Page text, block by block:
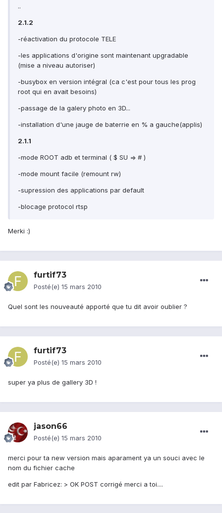
..
2.1.2
-réactivation du protocole TELE
-les applications d'origine sont maintenant upgradable
(mise a niveau autoriser)
-busybox en version intégral (ca c'est pour tous les prog
root qui en avait besoins)
-passage de la galery photo en 3D...
-installation d'une jauge de baterrie en % a gauche(applis)
2.1.1
-mode ROOT adb et terminal ( $ SU => # )
-mode mount facile (remount rw)
-supression des applications par default
-blocage protocol rtsp
Merki :)
furtif73
Posté(e) 15 mars 2010
Quel sont les nouveauté apporté que tu dit avoir oublier ?
furtif73
Posté(e) 15 mars 2010
super ya plus de gallery 3D !
jason66
Posté(e) 15 mars 2010
merci pour ta new version mais aparament ya un souci avec le
nom du fichier cache
edit par Fabricez: > OK POST corrigé merci a toi....